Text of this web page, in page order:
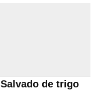
Salvado de trigo